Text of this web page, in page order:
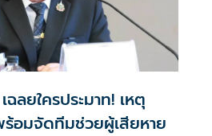
ลยใครประมาท! เหตุ
อมจัดทีมช่วยผู้เสียหาย